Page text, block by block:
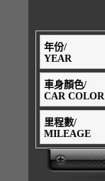
年份/
YEAR
車身顏色/
CAR COLOR
里程數/
MILEAGE